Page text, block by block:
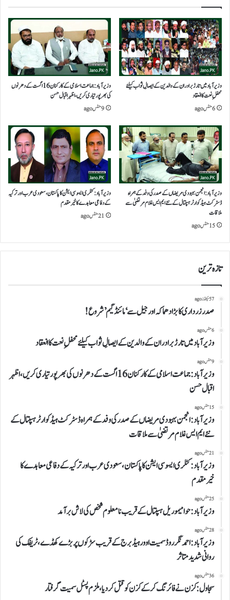
وزیرآباد میں تارڑ برادران کے والدین کے ایصالِ ثواب کیلئے
محفلِ نعت کا انعقاد
6 منٹس ago
وزیرآباد:جماعت اسلامی کے کارکنان16 اگست کے دھرنوں
کی بھرپور تیاری کریں، اظہر اقبال حسن
9 منٹس ago
وزیرآباد:انجمن بہبودی مریضاں کے صدرکی وفد کے ہمراہ
ڈسٹرکٹ ہیڈ کوارٹر ہسپتال کے نئے ایم ایس غلام مرتضیٰ سے
ملاقات
15 منٹس ago
وزیرآباد: کٹلری ایسوسی ایشن کا پاکستان،سعودی عرب اور ترکیہ
کے دفاعی معاہدے کا خیرمقدم
21 منٹس ago
تازہ ترین
57 سیکنڈز ago
​صدر زرداری کا بڑا دھماکہ اور جیل سے ‘مائنڈ گیم’ شروع!
6 منٹس ago
وزیرآباد میں تارڑ برادران کے والدین کے ایصالِ ثواب کیلئے محفلِ نعت کا انعقاد
9 منٹس ago
وزیرآباد:جماعت اسلامی کے کارکنان16 اگست کے دھرنوں کی بھرپور تیاری کریں، اظہر
اقبال حسن
15 منٹس ago
وزیرآباد:انجمن بہبودی مریضاں کے صدرکی وفد کے ہمراہ ڈسٹرکٹ ہیڈ کوارٹر ہسپتال کے
نئے ایم ایس غلام مرتضیٰ سے ملاقات
21 منٹس ago
وزیرآباد: کٹلری ایسوسی ایشن کا پاکستان،سعودی عرب اور ترکیہ کے دفاعی معاہدے کا
خیرمقدم
25 منٹس ago
وزیرآباد:حوا میموریل ہسپتال کے قریب نامعلوم شخص کی لاش برآمد
28 منٹس ago
وزیرآباد: احمد نگر روڈ سمیت اوور ہیڈ برج کے قریب سڑکوں پر بڑے کھڈے، ٹریفک کی
روانی شدید متاثر
36 منٹس ago
سجاول: کزن نے فائرنگ کرکے کزن کو قتل کردیا، ملزم پسٹل سمیت گرفتار